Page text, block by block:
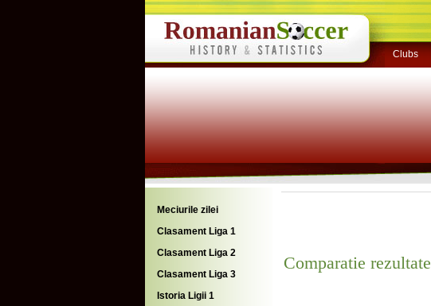
Clubs
Meciurile zilei
Clasament Liga 1
Clasament Liga 2
Clasament Liga 3
Istoria Ligii 1
Comparatie rezultate